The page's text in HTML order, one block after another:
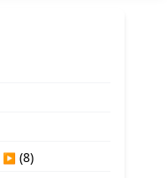
▶ (8)